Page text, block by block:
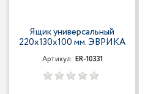
Ящик универсальный
220х130х100 мм. ЭВРИКА
Артикул: ER-10331